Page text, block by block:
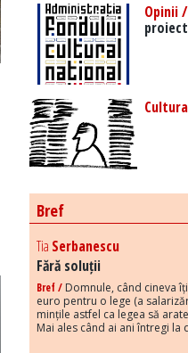
Opinii /
proiect
Bref
Tia Serbanescu
Fără soluții
Bref / Domnule, când cineva
euro pentru o lege (a
mințile astfel ca legea să
Mai ales când ai ani întregi la